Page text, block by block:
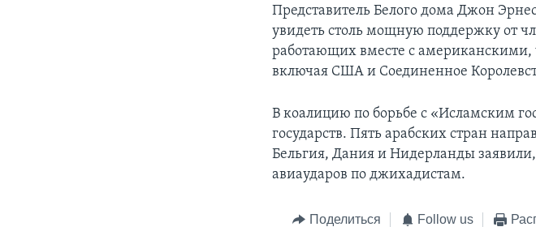
Представитель Белого дома Джон
увидеть столь мощную поддержку от
работающих вместе с
включая США и Соединенное
В коалицию по борьбе с «Исламским
государств. Пять арабских стран
Бельгия, Дания и Нидерланды
авиаударов по джихадистам.
Поделиться Follow us